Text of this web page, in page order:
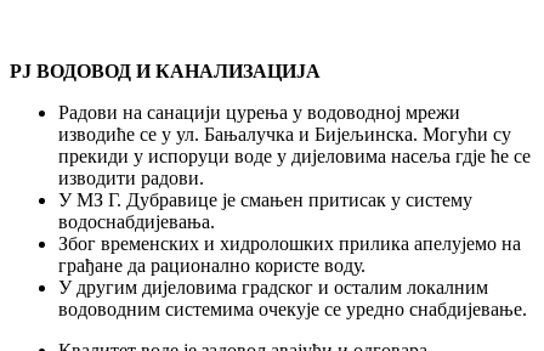
РЈ ВОДОВОД И КАНАЛИЗАЦИЈА
Радови на санацији цурења у водоводној мрежи
изводиће се у ул. Бањалучка и Бијељинска. Могући су
прекиди у испоруци воде у дијеловима насеља гдје ће се
изводити радови.
У МЗ Г. Дубравице је смањен притисак у систему
водоснабдијевања.
Због временских и хидролошких прилика апелујемо на
грађане да рационално користе воду.
У другим дијеловима градског и осталим локалним
водоводним системима очекује се уредно снабдијевање.